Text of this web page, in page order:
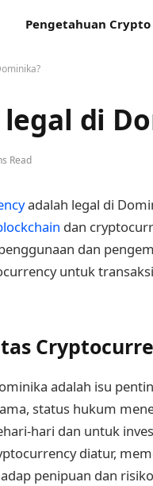
Pengetahuan Crypto
di
Read
adalah legal di
dan
dan
untuk
adalah isu
status hukum
hari dan untuk
diatur,
penipuan dan